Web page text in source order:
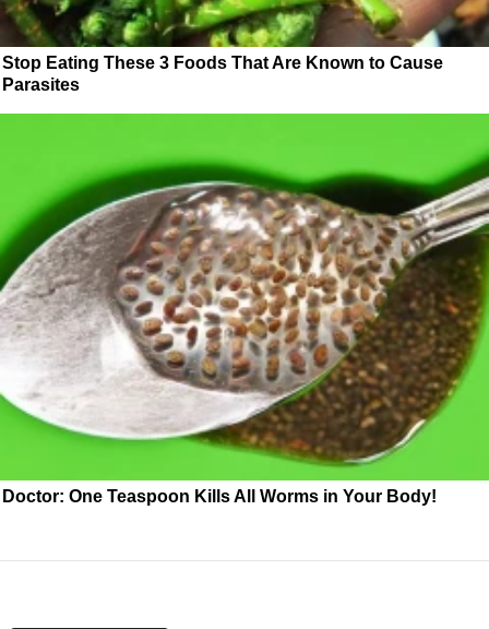
Stop Eating These 3 Foods That Are Known to Cause
Parasites
Doctor: One Teaspoon Kills All Worms in Your Body!